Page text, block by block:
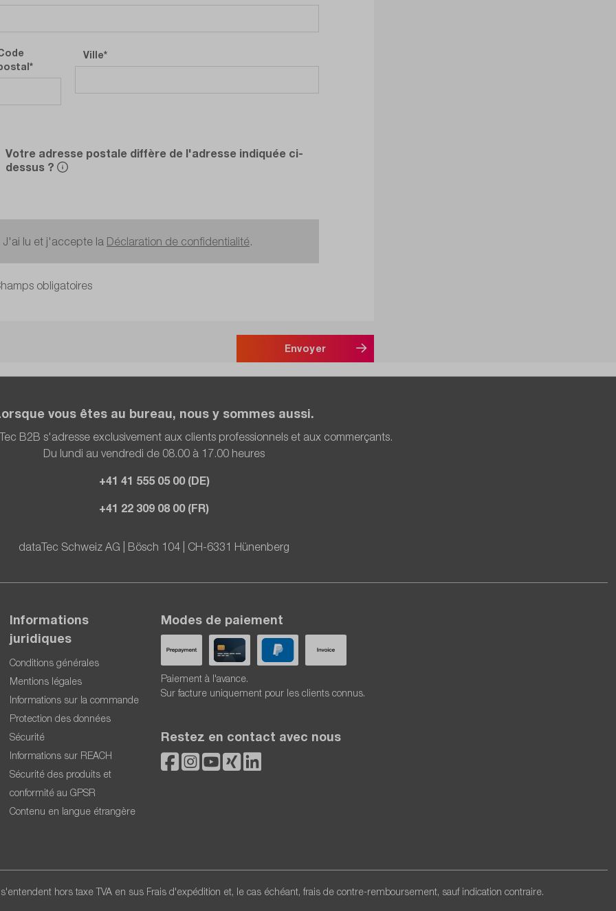
Ville
Votre adresse postale diffère de l'adresse indiquée ci-
dessus ?
J'ai lu et j'accepte la Déclaration de confidentialité.
obligatoires
Envoyer
vous êtes au bureau, nous y sommes aussi.
B2B s'adresse exclusivement aux clients professionnels et aux commerçants.
Du lundi au vendredi de 08.00 à 17.00 heures
+41 41 555 05 00 (DE)
+41 22 309 08 00 (FR)
dataTec Schweiz AG | Bösch 104 | CH-6331 Hünenberg
Informations
juridiques
Conditions générales
Mentions légales
Informations sur la commande
Protection des données
Sécurité
Informations sur REACH
Sécurité des produits et
conformité au GPSR
Contenu en langue étrangère
Modes de paiement
Paiement à l'avance.
Sur facture uniquement pour les clients connus.
Restez en contact avec nous
hors taxe TVA en sus Frais d'expédition et, le cas échéant, frais de contre-remboursement, sauf indication contraire.